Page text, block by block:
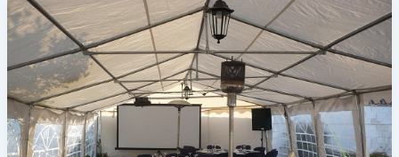
para
bodas
en
Cadiz
y
Sevilla